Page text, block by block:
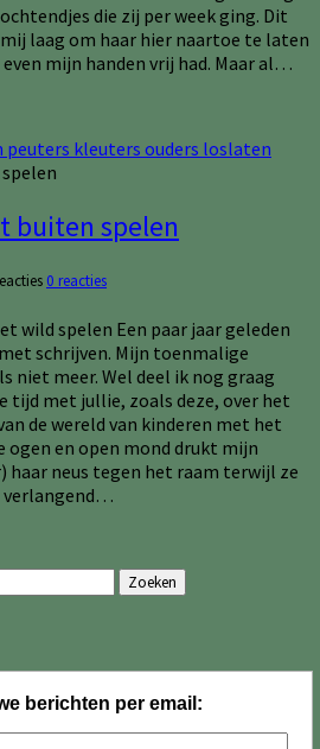
die zij per week ging. Dit
laag om haar hier naartoe te laten
mijn handen vrij had. Maar al…
buiten spelen
0 reacties
wild spelen Een paar jaar geleden
schrijven. Mijn toenmalige
niet meer. Wel deel ik nog graag
tijd met jullie, zoals deze, over het
de wereld van kinderen met het
en open mond drukt mijn
haar neus tegen het raam terwijl ze
verlangend…
Zoeken
berichten per email: